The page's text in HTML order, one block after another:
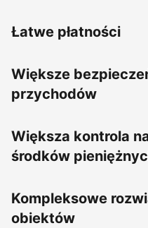
Łatwe płatności
Większe
przychodów
Większa kontrola
środków
Kompleksowe
obiektów